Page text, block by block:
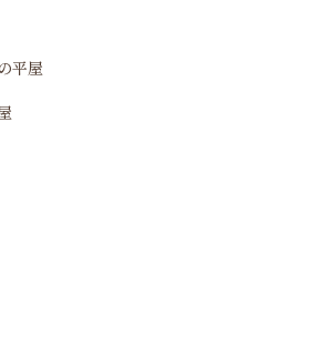
平屋